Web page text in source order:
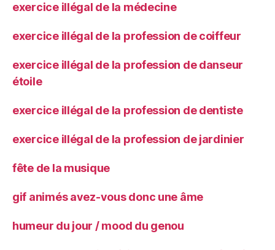
exercice illégal de la médecine
exercice illégal de la profession de coiffeur
exercice illégal de la profession de danseur
étoile
exercice illégal de la profession de dentiste
exercice illégal de la profession de jardinier
fête de la musique
gif animés avez-vous donc une âme
humeur du jour / mood du genou